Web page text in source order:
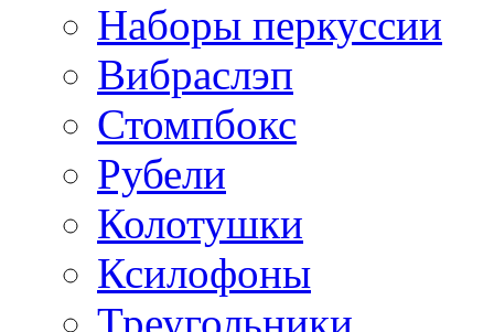
Наборы перкуссии
Вибраслэп
Стомпбокс
Рубели
Колотушки
Ксилофоны